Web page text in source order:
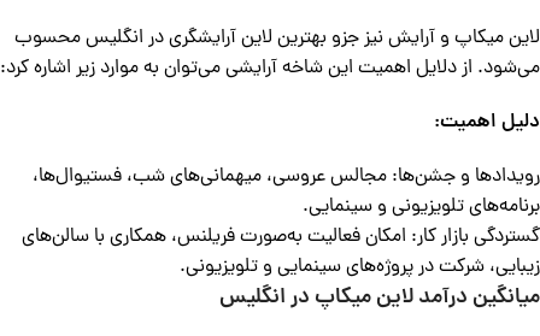
لاین میکاپ و آرایش نیز جزو بهترین لاین‌‌ آرایشگری در انگلیس محسوب
می‌شود. از دلایل اهمیت این شاخه آرایشی می‌توان به موارد زیر اشاره کرد:
دلیل اهمیت:
رویدادها و جشن‌ها: مجالس عروسی، میهمانی‌های شب، فستیوال‌ها،
برنامه‌های تلویزیونی و سینمایی.
گستردگی بازار کار: امکان فعالیت به‌صورت فریلنس، همکاری با سالن‌های
زیبایی، شرکت در پروژه‌های سینمایی و تلویزیونی.
میانگین درآمد لاین میکاپ در انگلیس